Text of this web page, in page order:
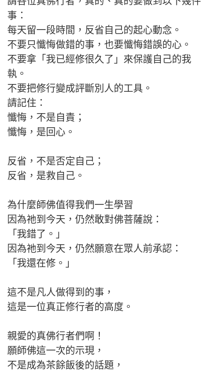
事：
每天留一段時間，反省自己的起心動念。
不要只懺悔做錯的事，也要懺悔錯誤的心。
不要拿「我已經修很久了」來保護自己的我
執。
不要把修行變成評斷別人的工具。
請記住：
懺悔，不是自責；
懺悔，是回心。
反省，不是否定自己；
反省，是救自己。
為什麼師佛值得我們一生學習
因為祂到今天，仍然敢對佛菩薩說：
「我錯了。」
因為祂到今天，仍然願意在眾人前承認：
「我還在修。」
這不是凡人做得到的事，
這是一位真正修行者的高度。
親愛的真佛行者們啊！
願師佛這一次的示現，
不是成為茶餘飯後的話題，